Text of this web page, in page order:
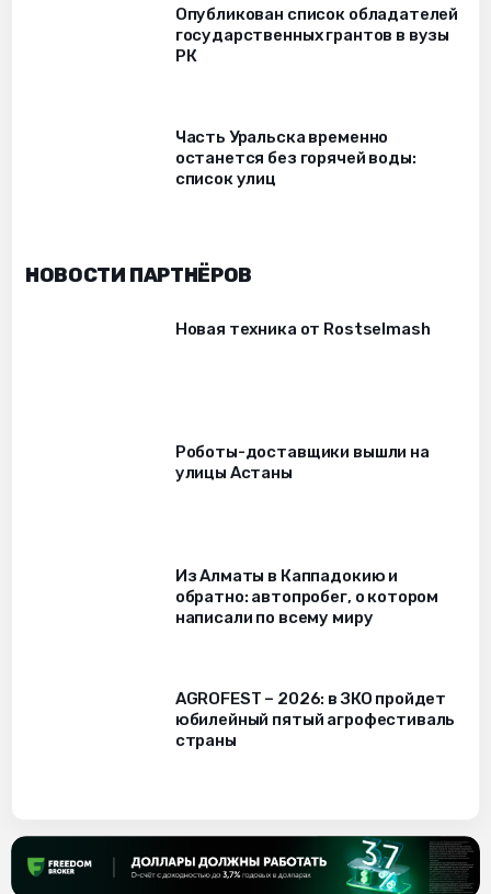
Опубликован список обладателей
государственных грантов в вузы
РК
Часть Уральска временно
останется без горячей воды:
список улиц
НОВОСТИ ПАРТНЁРОВ
Новая техника от Rostselmash
Роботы-доставщики вышли на
улицы Астаны
Из Алматы в Каппадокию и
обратно: автопробег, о котором
написали по всему миру
AGROFEST – 2026: в ЗКО пройдет
юбилейный пятый агрофестиваль
страны